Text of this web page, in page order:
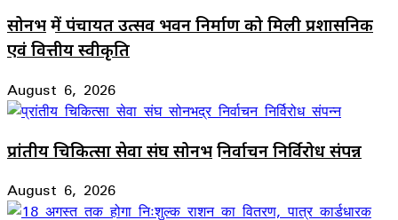
सोनभद्र में पंचायत उत्सव भवन निर्माण को मिली प्रशासनिक
एवं वित्तीय स्वीकृति
August 6, 2026
प्रांतीय चिकित्सा सेवा संघ सोनभद्र निर्वाचन निर्विरोध संपन्न
August 6, 2026